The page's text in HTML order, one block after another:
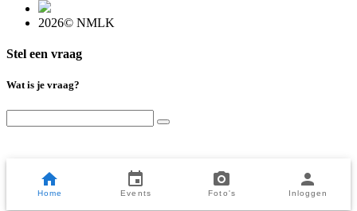
2026© NMLK
Stel een vraag
Wat is je vraag?
Home Events Foto's Inloggen